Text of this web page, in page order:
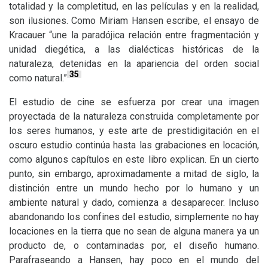
totalidad y la completitud, en las películas y en la realidad,
son ilusiones. Como Miriam Hansen escribe, el ensayo de
Kracauer “une la paradójica relación entre fragmentación y
unidad diegética, a las dialécticas históricas de la
naturaleza, detenidas en la apariencia del orden social
como natural.” 35
El estudio de cine se esfuerza por crear una imagen
proyectada de la naturaleza construida completamente por
los seres humanos, y este arte de prestidigitación en el
oscuro estudio continúa hasta las grabaciones en locación,
como algunos capítulos en este libro explican. En un cierto
punto, sin embargo, aproximadamente a mitad de siglo, la
distinción entre un mundo hecho por lo humano y un
ambiente natural y dado, comienza a desaparecer. Incluso
abandonando los confines del estudio, simplemente no hay
locaciones en la tierra que no sean de alguna manera ya un
producto de, o contaminadas por, el diseño humano.
Parafraseando a Hansen, hay poco en el mundo del